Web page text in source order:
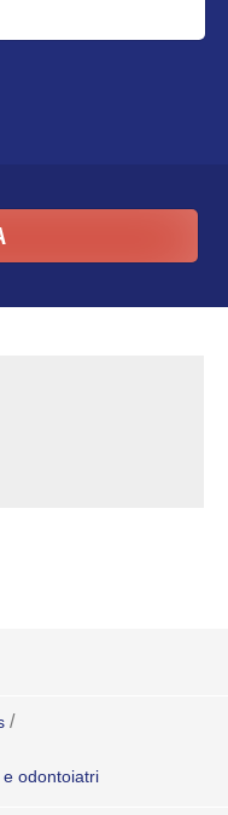
/
odontoiatri